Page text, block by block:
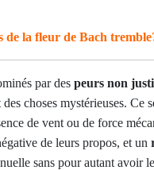
de la fleur de Bach
par des peurs non
choses mystérieuses.
de vent ou de force
de leurs propos, et un
sans pour autant